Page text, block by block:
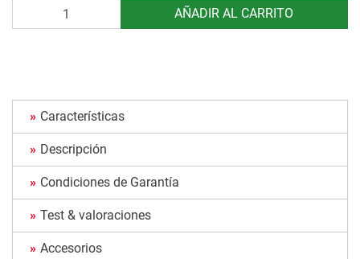
AÑADIR AL CARRITO
Características
Descripción
Condiciones de Garantía
Test & valoraciones
Accesorios